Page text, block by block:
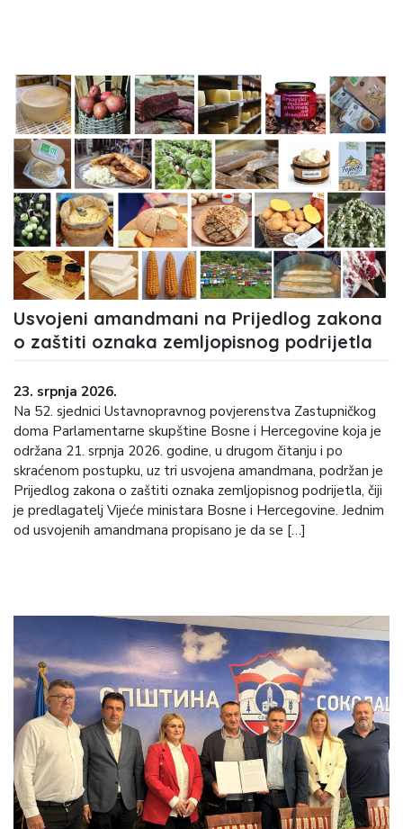
Usvojeni amandmani na Prijedlog zakona
o zaštiti oznaka zemljopisnog podrijetla
23. srpnja 2026.
Na 52. sjednici Ustavnopravnog povjerenstva Zastupničkog
doma Parlamentarne skupštine Bosne i Hercegovine koja je
održana 21. srpnja 2026. godine, u drugom čitanju i po
skraćenom postupku, uz tri usvojena amandmana, podržan je
Prijedlog zakona o zaštiti oznaka zemljopisnog podrijetla, čiji
je predlagatelj Vijeće ministara Bosne i Hercegovine. Jednim
od usvojenih amandmana propisano je da se […]